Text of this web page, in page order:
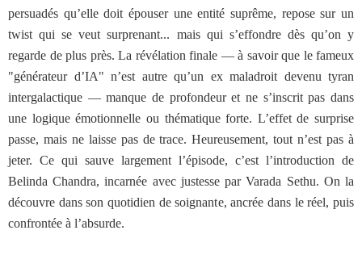
persuadés qu’elle doit épouser une entité suprême, repose sur un
twist qui se veut surprenant... mais qui s’effondre dès qu’on y
regarde de plus près. La révélation finale — à savoir que le fameux
"générateur d’IA" n’est autre qu’un ex maladroit devenu tyran
intergalactique — manque de profondeur et ne s’inscrit pas dans
une logique émotionnelle ou thématique forte. L’effet de surprise
passe, mais ne laisse pas de trace. Heureusement, tout n’est pas à
jeter. Ce qui sauve largement l’épisode, c’est l’introduction de
Belinda Chandra, incarnée avec justesse par Varada Sethu. On la
découvre dans son quotidien de soignante, ancrée dans le réel, puis
confrontée à l’absurde.